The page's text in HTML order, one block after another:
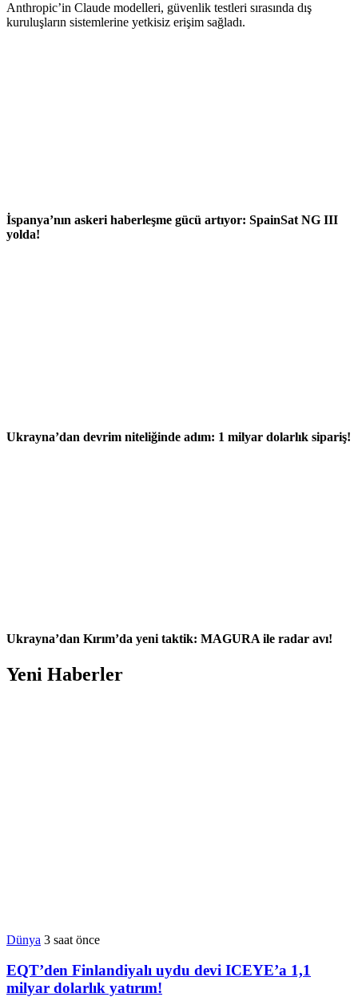
Anthropic’in Claude modelleri, güvenlik testleri sırasında dış
kuruluşların sistemlerine yetkisiz erişim sağladı.
İspanya’nın askeri haberleşme gücü artıyor: SpainSat NG III
yolda!
Ukrayna’dan devrim niteliğinde adım: 1 milyar dolarlık sipariş!
Ukrayna’dan Kırım’da yeni taktik: MAGURA ile radar avı!
Yeni Haberler
Dünya 3 saat önce
EQT’den Finlandiyalı uydu devi ICEYE’a 1,1
milyar dolarlık yatırım!